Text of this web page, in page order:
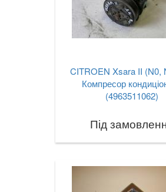
CITROEN Xsara II (N0,
Компресор
(4963511062)
Під